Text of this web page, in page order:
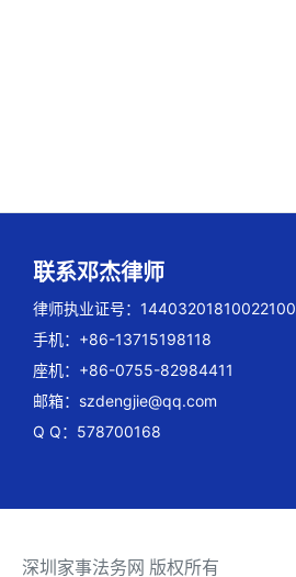
联系邓杰律师
律师执业证号：14403201810022100
手机：+86-13715198118
座机：+86-0755-82984411
邮箱： szdengjie@qq.com
Q Q：578700168
深圳家事法务网 版权所有